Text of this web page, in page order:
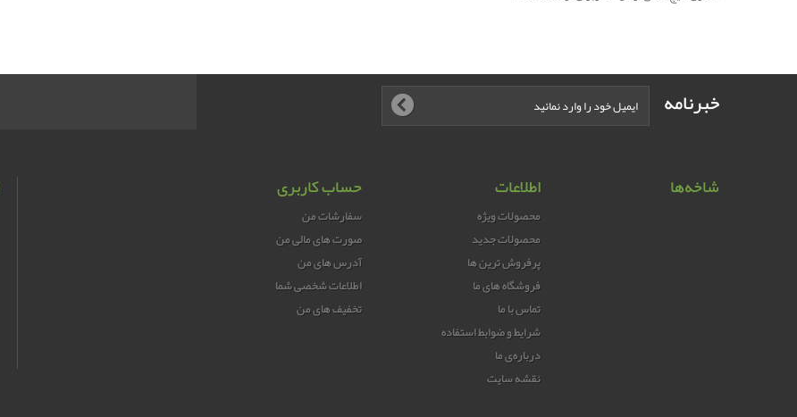
خبرنامه
شاخه‌ها اطلاعات
محصولات ویژه
محصولات جدید
پرفروش ترین‌ ها
فروشگاه های ما
تماس با ما
شرایط و ضوابط استفاده
درباره‌ی ما
نقشه سایت
حساب کاربری
سفارشات من
صورت های مالی من
آدرس های من
اطلاعات شخصی شما
تخفیف های من